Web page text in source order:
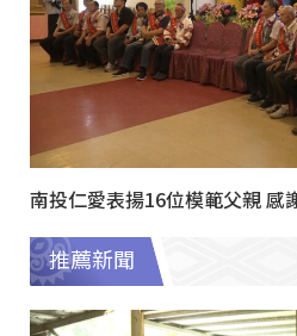
南投仁愛表揚16位模範父親 感
推薦新聞